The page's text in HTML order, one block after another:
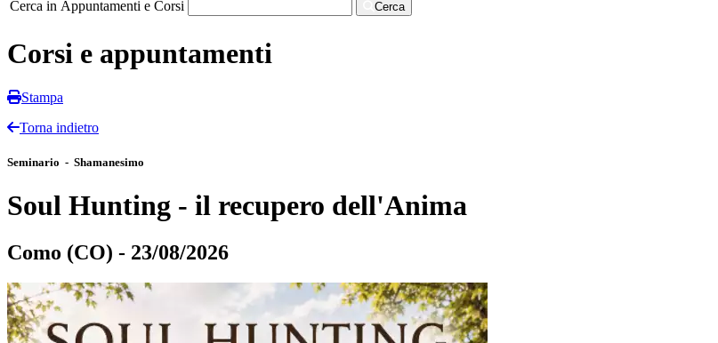
Cerca in Appuntamenti e Corsi Cerca
Corsi e appuntamenti
Stampa
Torna indietro
Seminario - Shamanesimo
Soul Hunting - il recupero dell'Anima
Como (CO) - 23/08/2026